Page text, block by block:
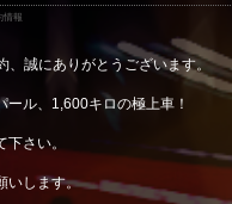
情報
、誠にありがとうございます。
ール、1,600キロの極上車！
さい。
いします。